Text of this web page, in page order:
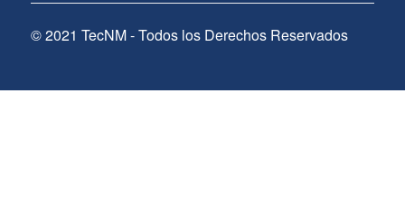
© 2021 TecNM - Todos los Derechos Reservados